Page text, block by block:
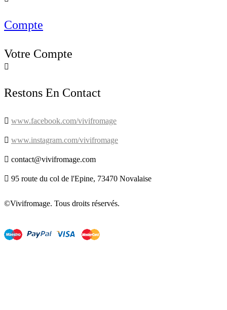
Compte
Votre Compte

Restons En Contact
 www.facebook.com/vivifromage
 www.instagram.com/vivifromage
 contact@vivifromage.com
 95 route du col de l'Epine, 73470 Novalaise
©Vivifromage. Tous droits réservés.